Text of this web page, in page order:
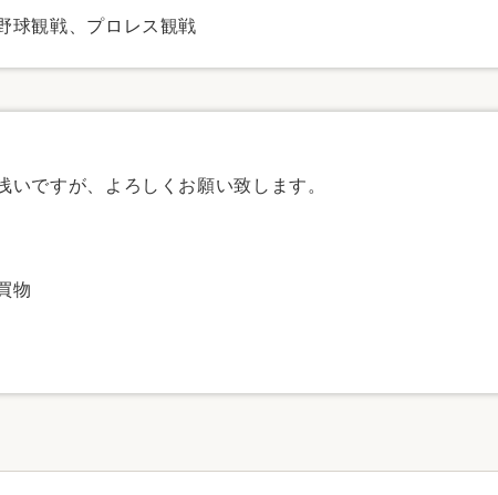
球観戦、プロレス観戦
いですが、よろしくお願い致します。
物